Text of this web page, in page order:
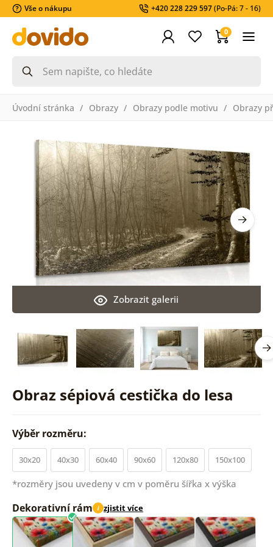
Vše o nákupu +420 228 229 597(Po-Pá: 7 - 16)
0
Úvodní stránka Obrazy Obrazy podle motivu Obrazy
Obraz sépiová cestička do lesa
Zobrazit galerii
Výběr rozměru:
30x20 40x30 60x40 90x60 120x80 150x100
*rozměry jsou uvedeny v cm v poměru šířka x výška
Dekorativní rám i zjistit více